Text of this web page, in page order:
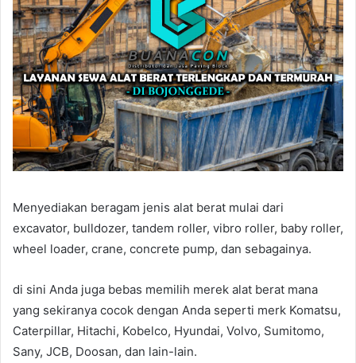
Menyediakan beragam jenis alat berat mulai dari
excavator, bulldozer, tandem roller, vibro roller, baby roller,
wheel loader, crane, concrete pump, dan sebagainya.
di sini Anda juga bebas memilih merek alat berat mana
yang sekiranya cocok dengan Anda seperti merk Komatsu,
Caterpillar, Hitachi, Kobelco, Hyundai, Volvo, Sumitomo,
Sany, JCB, Doosan, dan lain-lain.